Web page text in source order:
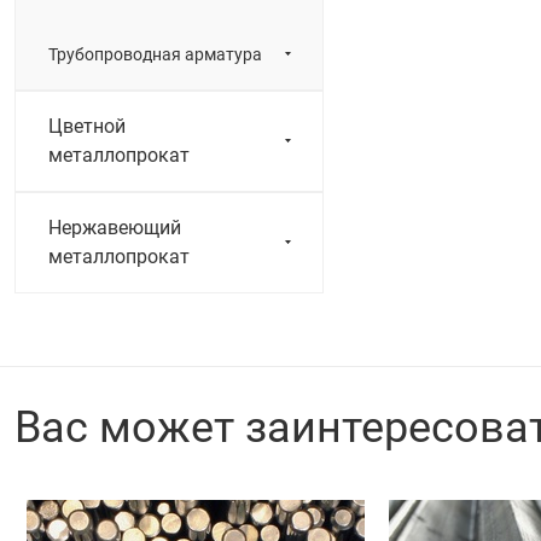
Трубопроводная арматура
Цветной
металлопрокат
Нержавеющий
металлопрокат
Вас может